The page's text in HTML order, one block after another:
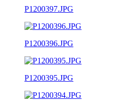
P1200397.JPG
P1200396.JPG
P1200395.JPG